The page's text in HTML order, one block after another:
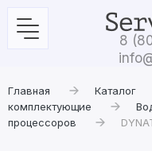
8
Главная Каталог
комплектующие
процессоров